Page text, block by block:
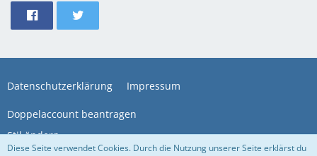
Stil ändern
Datenschutzerklärung Impressum
Doppelaccount beantragen
Diese Seite verwendet Cookies. Durch die Nutzung unserer Seite erklärst du